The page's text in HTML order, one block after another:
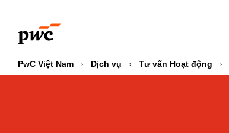
content
footer
PwC Việt Nam Dịch vụ Tư vấn Hoạt động